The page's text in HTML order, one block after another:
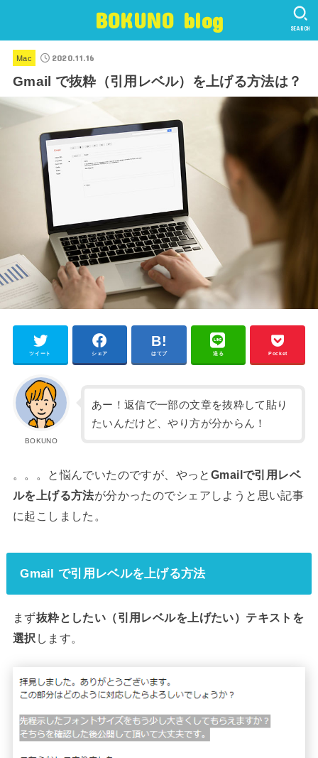
BOKUNO blog SEARCH
Mac 2020.11.16
Gmail で抜粋（引用レベル）を上げる方法は？
ツイート シェア はてブ 送る Pocket
BOKUNO
あー！返信で一部の文章を抜粋して貼り
たいんだけど、やり方が分からん！
。。。と悩んでいたのですが、やっと Gmailで引用レベ
ルを上げる方法が分かったのでシェアしようと思い記事
に起こしました。
Gmail で引用レベルを上げる方法
まず抜粋としたい（引用レベルを上げたい）テキストを
選択 します。